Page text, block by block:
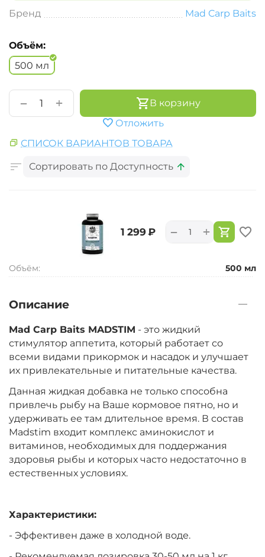
Бренд Mad Carp Baits
Объём:
500 мл
+
−
В корзину
Отложить
СПИСОК ВАРИАНТОВ ТОВАРА
Сортировать по Доступность
‍1 299‍ ₽ +
−
Объём: 500 мл
Описание
Mad Carp Baits MADSTIM - это жидкий
стимулятор аппетита, который работает со
всеми видами прикормок и насадок и улучшает
их привлекательные и питательные качества.
Данная жидкая добавка не только способна
привлечь рыбу на Ваше кормовое пятно, но и
удерживать ее там длительное время. В состав
Madstim входит комплекс аминокислот и
витаминов, необходимых для поддержания
здоровья рыбы и которых часто недостаточно в
естественных условиях.
Характеристики:
- Эффективен даже в холодной воде.